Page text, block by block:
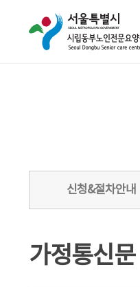
신청&절차안내
가정통신문